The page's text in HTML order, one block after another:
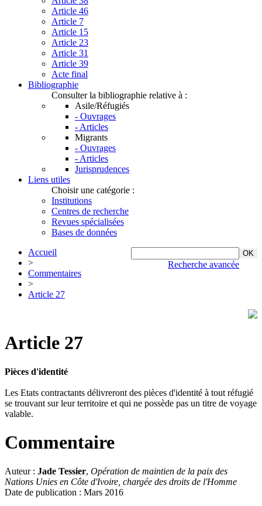
Article 46
Article 7
Article 15
Article 23
Article 31
Article 39
Acte final
Bibliographie
Consulter la bibliographie relative à :
Asile/Réfugiés
- Ouvrages
- Articles
Migrants
- Ouvrages
- Articles
Jurisprudences
Liens utiles
Choisir une catégorie :
Institutions
Centres de recherche
Revues spécialisées
Bases de données
Recherche avancée
Accueil
>
Commentaires
>
Article 27
Article 27
Pièces d'identité
Les Etats contractants délivreront des pièces d'identité à tout réfugié
se trouvant sur leur territoire et qui ne possède pas un titre de voyage
valable.
Commentaire
Auteur : Jade Tessier, Opération de maintien de la paix des
Nations Unies en Côte d'Ivoire, chargée des droits de l'Homme
Date de publication : Mars 2016